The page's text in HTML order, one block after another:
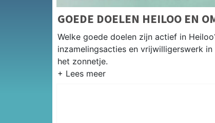
GOEDE DOELEN HEILOO EN
Welke goede doelen zijn actief in
inzamelingsacties en vrijwilligerswerk
het zonnetje.